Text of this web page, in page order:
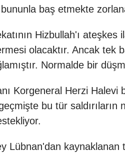
baş etmekte
Hizbullah'ı
olacaktır. Ancak tek
Normalde bir
Korgeneral Herzi Halevi
bu tür saldırıların
kaynaklanan